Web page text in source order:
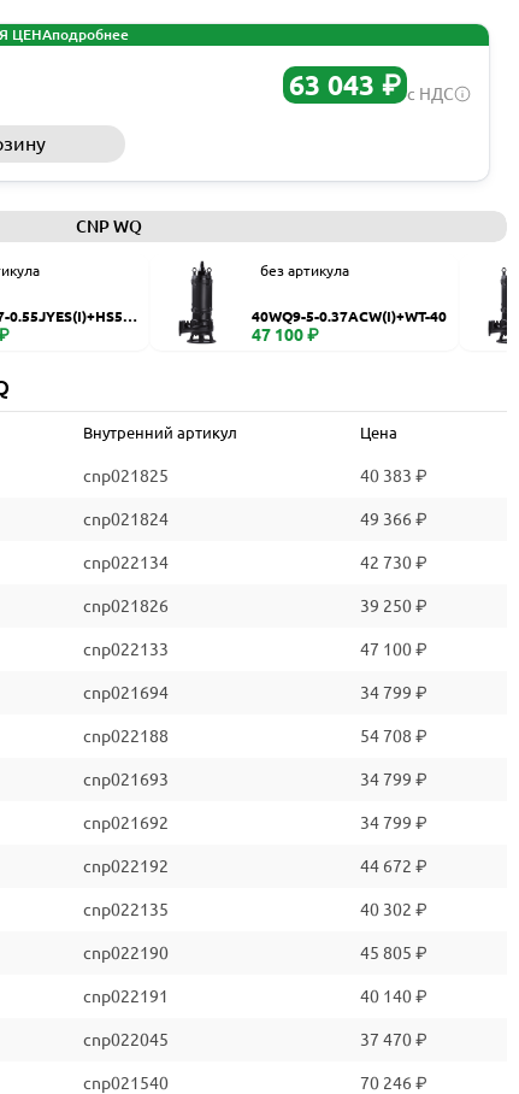
ЦЕНАподробнее
63 043 ₽ с НДС
CNP WQ
0.55JYES(I)+HS50
без артикула
40WQ9-5-0.37ACW(I)+WT-40
47 100 ₽
Внутренний артикул Цена
cnp021825 40 383 ₽
cnp021824 49 366 ₽
cnp022134 42 730 ₽
cnp021826 39 250 ₽
cnp022133 47 100 ₽
cnp021694 34 799 ₽
cnp022188 54 708 ₽
cnp021693 34 799 ₽
cnp021692 34 799 ₽
cnp022192 44 672 ₽
cnp022135 40 302 ₽
cnp022190 45 805 ₽
cnp022191 40 140 ₽
cnp022045 37 470 ₽
cnp021540 70 246 ₽